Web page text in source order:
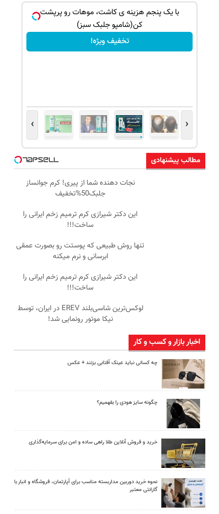
با یک پنجم هزینه ی کاشت، موهات رو پرپشت
کن(شامپو جلبک سبز)
تخفیف ویژه!
‹
›
مطالب پیشنهادی
نجات دهنده شما از پیری! کرم جوانساز
جلبک50%تخفیف
این دکتر شیرازی کرم ترمیم زخم ایرانی را
ساخت!!!
تنها روش طبیعی که پوستت رو بصورت عمقی
ابرسانی و نرم میکنه
این دکتر شیرازی کرم ترمیم زخم ایرانی را
ساخت!!!
لوکس‌ترین شاسی‌بلند EREV در ایران، توسط
نیکا موتور رونمایی شد!
اخبار بازار و کسب و کار
چه کسانی نباید عینک آفتابی بزنند + عکس
چگونه سایز هودی را بفهمیم؟
خرید و فروش آنلاین طلا راهی ساده و امن برای سرمایه‌گذاری
نحوه خرید دوربین مداربسته مناسب برای آپارتمان، فروشگاه و انبار با
گارانتی معتبر